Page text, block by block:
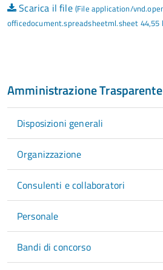
Scarica il file (File application/
officedocument.spreadsheetml.sheet 44,55
Amministrazione Trasparente
Disposizioni generali
Organizzazione
Consulenti e collaboratori
Personale
Bandi di concorso